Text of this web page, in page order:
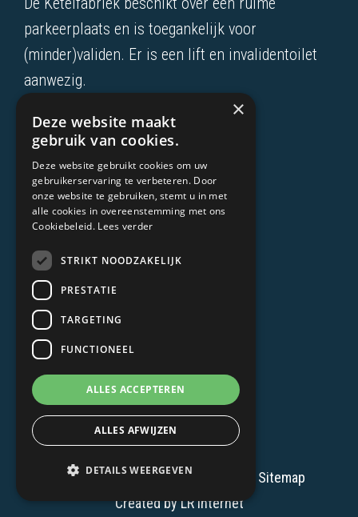
parkeerplaats en is toegankelijk voor
(minder)validen. Er is een lift en invalidentoilet
aanwezig.
Over de Ketelfabriek
Bedrijfsuitje?
Cadeaubon kopen?
Escaperooms
Battle escaperoom
© 2026 - Ketelfabriek
Algemene voorwaarden
Sitemap
Created byLR Internet
×
Deze website maakt
gebruik van cookies.
Deze website gebruikt cookies om uw
gebruikerservaring te verbeteren. Door
onze website te gebruiken, stemt u in met
alle cookies in overeenstemming met ons
Cookiebeleid. Lees verder
STRIKT NOODZAKELIJK
PRESTATIE
TARGETING
FUNCTIONEEL
ALLES ACCEPTEREN
ALLES AFWIJZEN
DETAILS WEERGEVEN